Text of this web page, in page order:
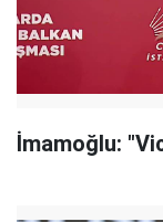
İmamoğlu: